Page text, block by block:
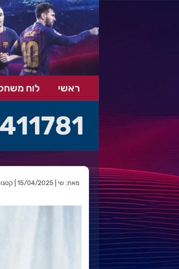
ראשי לוח משחקים
מאת: שי | 15/04/2025 | קטגוריה: